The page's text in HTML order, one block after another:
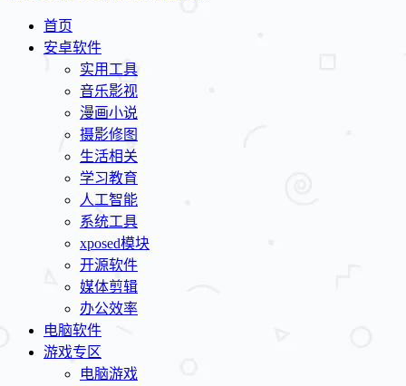
首页
安卓软件
实用工具
音乐影视
漫画小说
摄影修图
生活相关
学习教育
人工智能
系统工具
xposed模块
开源软件
媒体剪辑
办公效率
电脑软件
游戏专区
电脑游戏